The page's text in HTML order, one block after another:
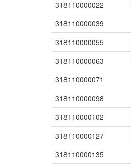
318110000022
318110000039
318110000055
318110000063
318110000071
318110000098
318110000102
318110000127
318110000135